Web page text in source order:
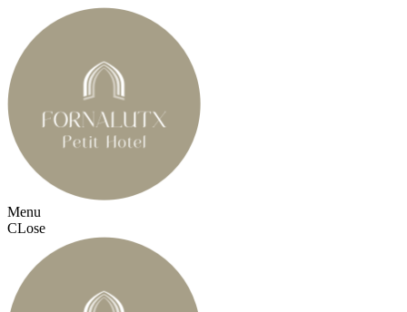
Menu
CLose